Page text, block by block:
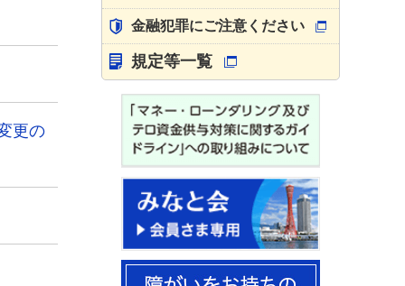
更の
金融犯罪にご注意ください
規定等一覧